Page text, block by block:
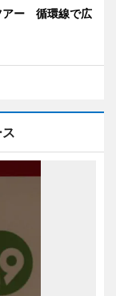
アー 循環線で広